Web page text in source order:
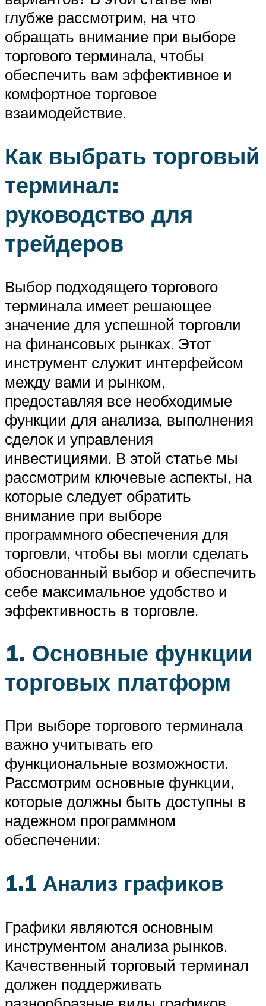
глубже рассмотрим, на что
обращать внимание при выборе
торгового терминала, чтобы
обеспечить вам эффективное и
комфортное торговое
взаимодействие.
Как выбрать торговый
терминал:
руководство для
трейдеров
Выбор подходящего торгового
терминала имеет решающее
значение для успешной торговли
на финансовых рынках. Этот
инструмент служит интерфейсом
между вами и рынком,
предоставляя все необходимые
функции для анализа, выполнения
сделок и управления
инвестициями. В этой статье мы
рассмотрим ключевые аспекты, на
которые следует обратить
внимание при выборе
программного обеспечения для
торговли, чтобы вы могли сделать
обоснованный выбор и обеспечить
себе максимальное удобство и
эффективность в торговле.
1. Основные функции
торговых платформ
При выборе торгового терминала
важно учитывать его
функциональные возможности.
Рассмотрим основные функции,
которые должны быть доступны в
надежном программном
обеспечении:
1.1 Анализ графиков
Графики являются основным
инструментом анализа рынков.
Качественный торговый терминал
должен поддерживать